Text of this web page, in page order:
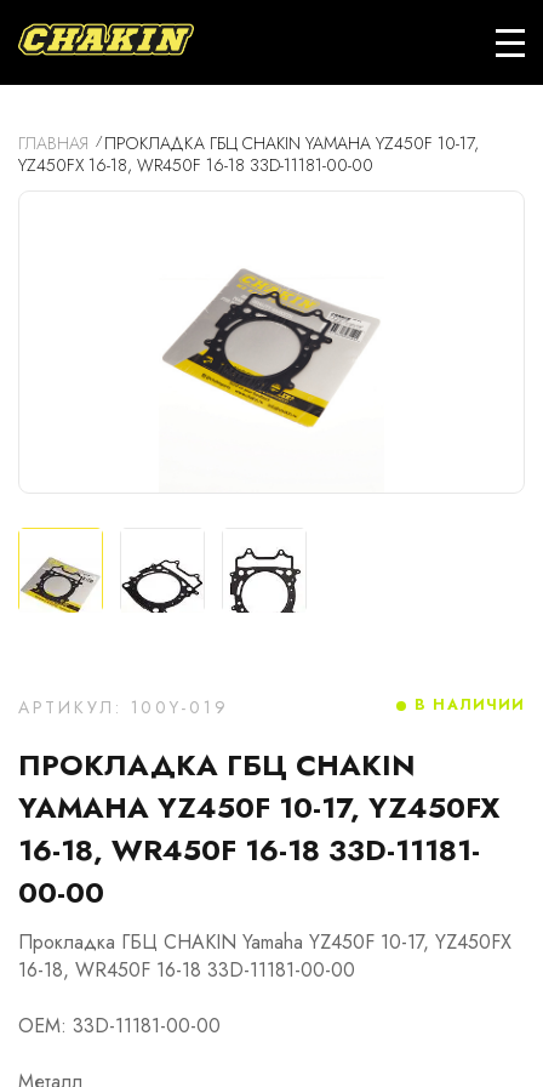
ГЛАВНАЯ
ПРОКЛАДКА ГБЦ CHAKIN YAMAHA YZ450F 10-17,
YZ450FX 16-18, WR450F 16-18 33D-11181-00-00
АРТИКУЛ: 100Y-019
ПРОКЛАДКА ГБЦ CHAKIN
YAMAHA YZ450F 10-17, YZ450FX
16-18, WR450F 16-18 33D-11181-
00-00
Прокладка ГБЦ CHAKIN Yamaha YZ450F 10-17, YZ450FX
16-18, WR450F 16-18 33D-11181-00-00
OEM: 33D-11181-00-00
В НАЛИЧИИ